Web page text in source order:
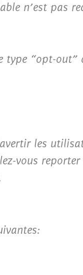
n’est pas
type “opt-
les
vous